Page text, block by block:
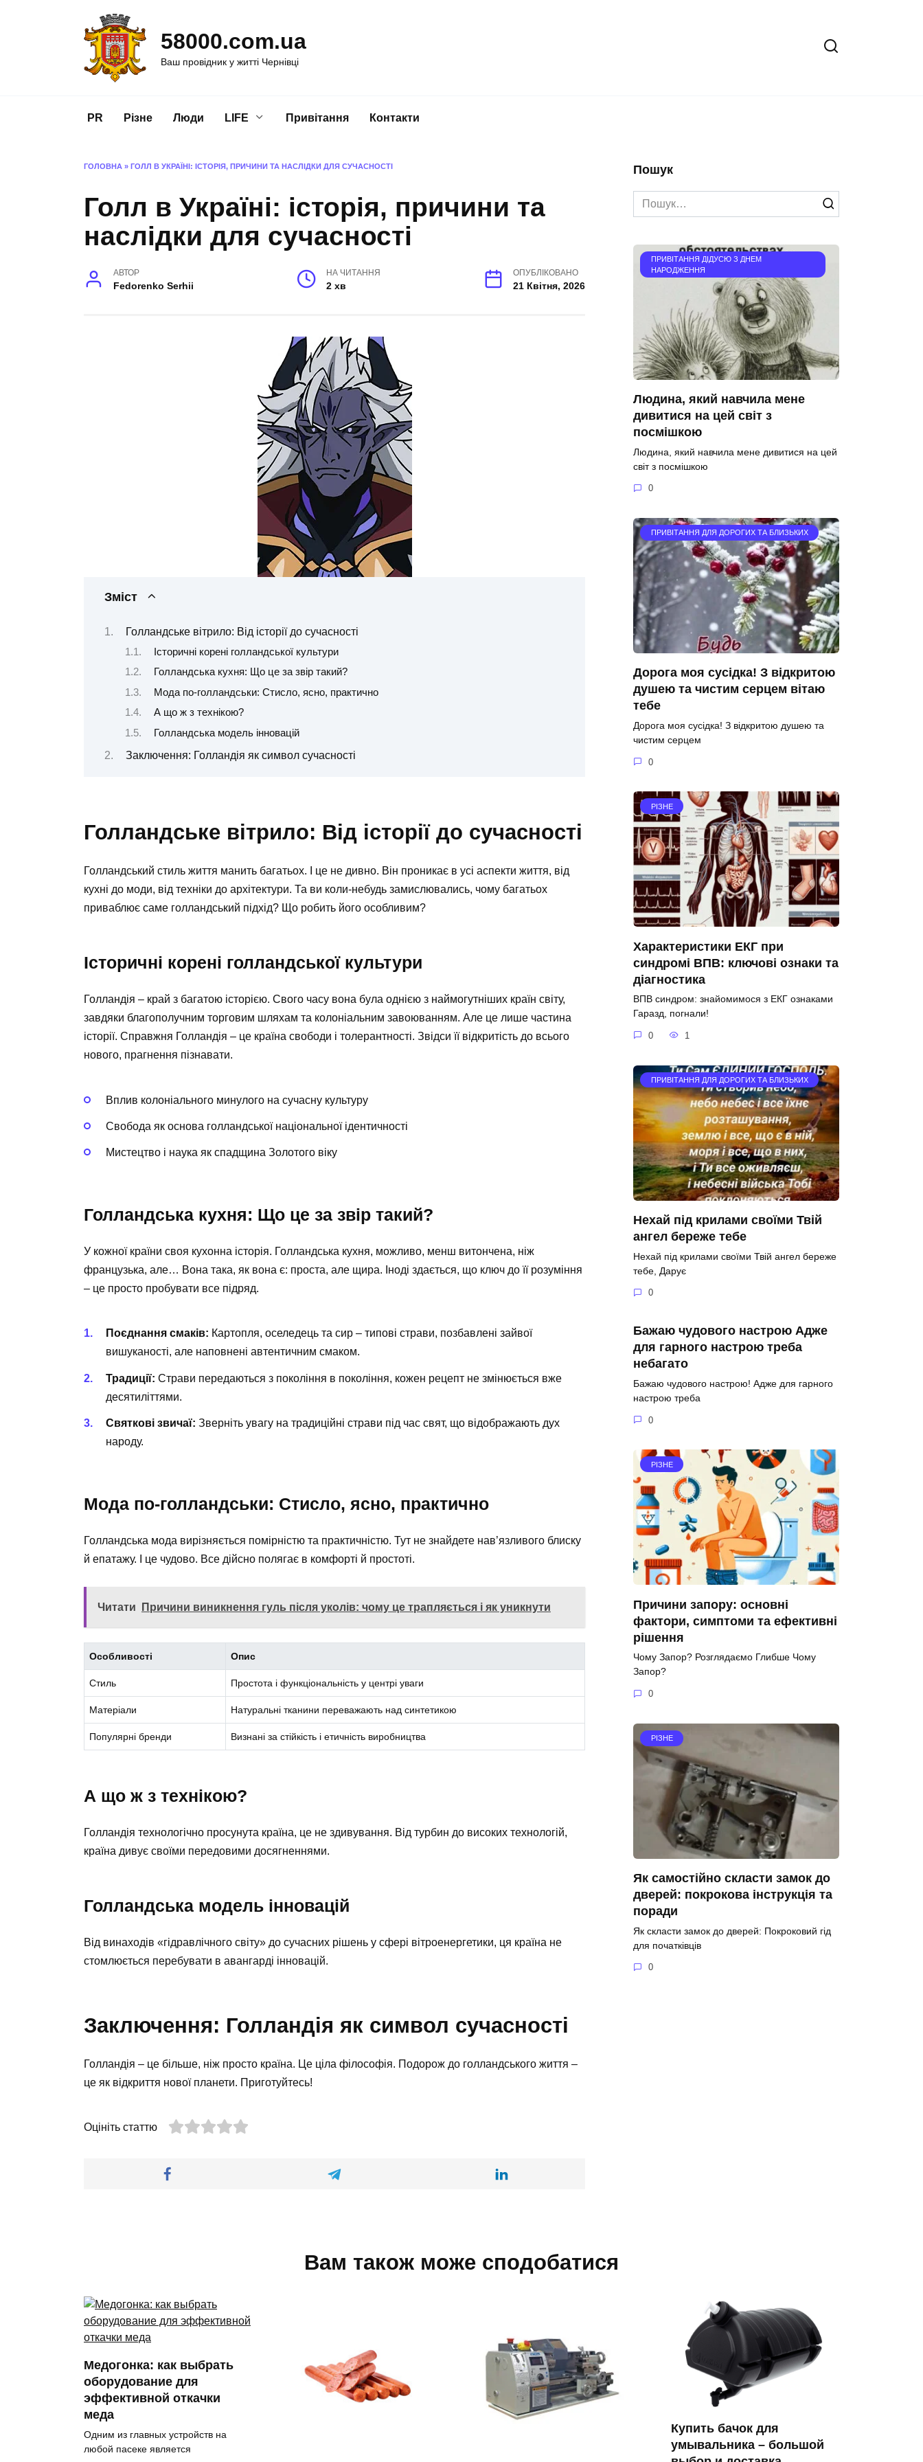
58000.com.ua
Ваш провідник у житті Чернівці
PR Різне Люди LIFE Привітання Контакти
ГОЛОВНА » ГОЛЛ В УКРАЇНІ: ІСТОРІЯ, ПРИЧИНИ ТА НАСЛІДКИ ДЛЯ СУЧАСНОСТІ
Голл в Україні: історія, причини та
наслідки для сучасності
АВТОР
Fedorenko Serhii
НА ЧИТАННЯ
2 хв
ОПУБЛІКОВАНО
21 Квітня, 2026
Зміст
Голландське вітрило: Від історії до сучасності
Історичні корені голландської культури
Голландська кухня: Що це за звір такий?
Мода по-голландськи: Стисло, ясно, практично
А що ж з технікою?
Голландська модель інновацій
Заключення: Голландія як символ сучасності
Голландське вітрило: Від історії до сучасності
Голландський стиль життя манить багатьох. І це не дивно. Він проникає в усі аспекти життя, від
кухні до моди, від техніки до архітектури. Та ви коли-небудь замислювались, чому багатьох
приваблює саме голландський підхід? Що робить його особливим?
Історичні корені голландської культури
Голландія – край з багатою історією. Свого часу вона була однією з наймогутніших країн світу,
завдяки благополучним торговим шляхам та колоніальним завоюванням. Але це лише частина
історії. Справжня Голландія – це країна свободи і толерантності. Звідси її відкритість до всього
нового, прагнення пізнавати.
Вплив колоніального минулого на сучасну культуру
Свобода як основа голландської національної ідентичності
Мистецтво і наука як спадщина Золотого віку
Голландська кухня: Що це за звір такий?
У кожної країни своя кухонна історія. Голландська кухня, можливо, менш витончена, ніж
французька, але… Вона така, як вона є: проста, але щира. Іноді здається, що ключ до її розуміння
– це просто пробувати все підряд.
Поєднання смаків: Картопля, оселедець та сир – типові страви, позбавлені зайвої
вишуканості, але наповнені автентичним смаком.
Традиції: Страви передаються з покоління в покоління, кожен рецепт не змінюється вже
десятиліттями.
Святкові звичаї: Зверніть увагу на традиційні страви під час свят, що відображають дух
народу.
Мода по-голландськи: Стисло, ясно, практично
Голландська мода вирізняється помірністю та практичністю. Тут не знайдете нав’язливого блиску
й епатажу. І це чудово. Все дійсно полягає в комфорті й простоті.
Читати Причини виникнення гуль після уколів: чому це трапляється і як уникнути
Особливості Опис
Стиль Простота і функціональність у центрі уваги
Матеріали Натуральні тканини переважають над синтетикою
Популярні бренди Визнані за стійкість і етичність виробництва
А що ж з технікою?
Голландія технологічно просунута країна, це не здивування. Від турбин до високих технологій,
країна дивує своїми передовими досягненнями.
Голландська модель інновацій
Від винаходів «гідравлічного світу» до сучасних рішень у сфері вітроенергетики, ця країна не
стомлюється перебувати в авангарді інновацій.
Заключення: Голландія як символ сучасності
Голландія – це більше, ніж просто країна. Це ціла філософія. Подорож до голландського життя –
це як відкриття нової планети. Приготуйтесь!
Оцініть статтю
Пошук
Search
for:
ПРИВІТАННЯ ДІДУСЮ З ДНЕМ
НАРОДЖЕННЯ
Людина, який навчила мене
дивитися на цей світ з
посмішкою
Людина, який навчила мене дивитися на цей
світ з посмішкою
0
ПРИВІТАННЯ ДЛЯ ДОРОГИХ ТА БЛИЗЬКИХ
Дорога моя сусідка! З відкритою
душею та чистим серцем вітаю
тебе
Дорога моя сусідка! З відкритою душею та
чистим серцем
0
РІЗНЕ
Характеристики ЕКГ при
синдромі ВПВ: ключові ознаки та
діагностика
ВПВ синдром: знайомимося з ЕКГ ознаками
Гаразд, погнали!
0 1
ПРИВІТАННЯ ДЛЯ ДОРОГИХ ТА БЛИЗЬКИХ
Нехай під крилами своїми Твій
ангел береже тебе
Нехай під крилами своїми Твій ангел береже
тебе, Дарує
0
Бажаю чудового настрою Адже
для гарного настрою треба
небагато
Бажаю чудового настрою! Адже для гарного
настрою треба
0
РІЗНЕ
Причини запору: основні
фактори, симптоми та ефективні
рішення
Чому Запор? Розглядаємо Глибше Чому
Запор?
0
РІЗНЕ
Як самостійно скласти замок до
дверей: покрокова інструкція та
поради
Як скласти замок до дверей: Покроковий гід
для початківців
0
Вам також може сподобатися
Медогонка: как выбрать
оборудование для
эффективной откачки
меда
Одним из главных устройств на
любой пасеке является
Купить бачок для
умывальника – большой